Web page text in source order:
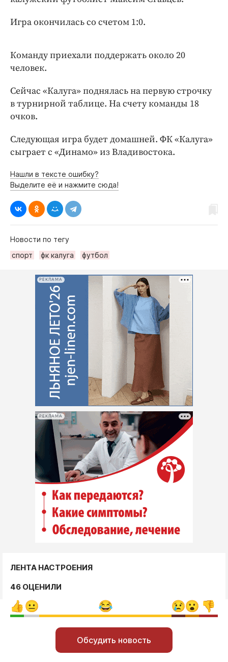
Работодатель года
Игра окончилась со счетом 1:0.
Команду приехали поддержать около 20
человек.
Сейчас «Калуга» поднялась на первую строчку
в турнирной таблице. На счету команды 18
очков.
Следующая игра будет домашней. ФК «Калуга»
сыграет с «Динамо» из Владивостока.
Нашли в тексте ошибку?
Выделите её и нажмите сюда!
Новости по тегу
спорт
фк калуга футбол
РЕКЛАМА
РЕКЛАМА
ЛЕНТА НАСТРОЕНИЯ
46 ОЦЕНИЛИ
Обсудить новость